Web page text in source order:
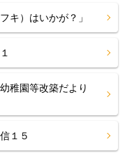
キ）はいかが？」
稚園等改築だより
１５